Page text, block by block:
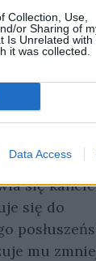
Collection, Use,
or Sharing of
Is Unrelated with
it was collected.
Data Access
przez
wojsk
chciał
temu
z nimi pokój
jeńców
się
się do
mu